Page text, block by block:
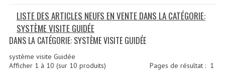
Recherche Avancée
Recevoir Nos Promotions
LISTE DES ARTICLES NEUFS EN VENTE DANS LA CATÉGORIE:
SYSTÈME VISITE GUIDÉE
DANS LA CATÉGORIE: SYSTÈME VISITE GUIDÉE
système visite Guidée
Pages de résultat : 1
Afficher 1 à 10 (sur 10 produits)